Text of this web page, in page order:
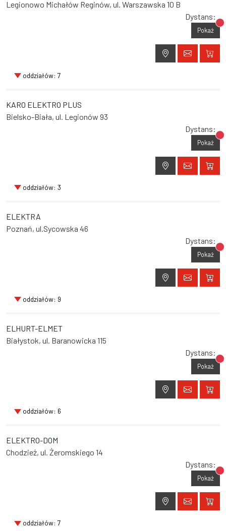
Legionowo Michałów Reginów, ul. Warszawska 10 B
Dystans:
Pokaż
oddziałów: 7
KARO ELEKTRO PLUS
Bielsko-Biała, ul. Legionów 93
Dystans:
Pokaż
oddziałów: 3
ELEKTRA
Poznań, ul.Sycowska 46
Dystans:
Pokaż
oddziałów: 9
ELHURT-ELMET
Białystok, ul. Baranowicka 115
Dystans:
Pokaż
oddziałów: 6
ELEKTRO-DOM
Chodzież, ul. Żeromskiego 14
Dystans:
Pokaż
oddziałów: 7